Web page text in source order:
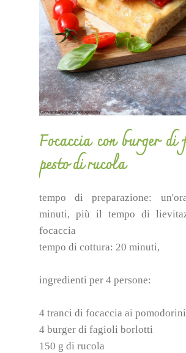
Focaccia con burger
pesto di rucola
tempo di preparazione:
minuti, più il tempo di
focaccia
tempo di cottura: 20 minuti,
ingredienti per 4 persone:
4 tranci di focaccia ai pomodorini
4 burger di fagioli borlotti
150 g di rucola